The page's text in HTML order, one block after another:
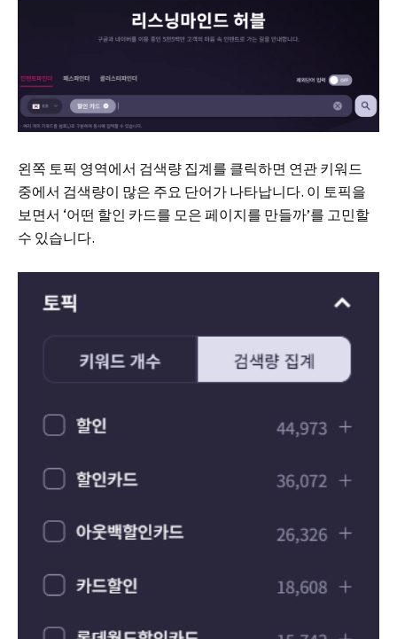
왼쪽 토픽 영역에서 검색량 집계를 클릭하면 연관 키워드
중에서 검색량이 많은 주요 단어가 나타납니다. 이 토픽을
보면서 ‘어떤 할인 카드를 모은 페이지를 만들까’를 고민할
수 있습니다.